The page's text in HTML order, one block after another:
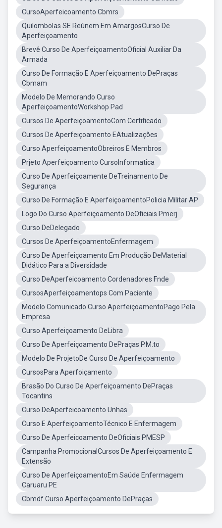
CursoAperfeicoamento Cbmrs
Quilombolas SE Reúnem Em AmargosCurso De
Aperfeiçoamento
Brevê Curso De AperfeiçoamentoOficial Auxiliar Da
Armada
Curso De Formação E Aperfeiçoamento DePraças
Cbmam
Modelo De Memorando Curso
AperfeiçoamentoWorkshop Pad
Cursos De AperfeiçoamentoCom Certificado
Cursos De Aperfeiçoamento EAtualizações
Curso AperfeiçoamentoObreiros E Membros
Prjeto Aperfeiçoamento CursoInformatica
Curso De Aperfeiçoamente DeTreinamento De
Segurança
Curso De Formação E AperfeiçoamentoPolicia Militar AP
Logo Do Curso Aperfeiçoamento DeOficiais Pmerj
Curso DeDelegado
Cursos De AperfeiçoamentoEnfermagem
Curso De Aperfeiçoamento Em Produção DeMaterial
Didático Para a Diversidade
Curso DeAperfeicoamento Cordenadores Fnde
CursosAperfeiçoamentops Com Paciente
Modelo Comunicado Curso AperfeiçoamentoPago Pela
Empresa
Curso Aperfeiçoamento DeLibra
Curso De Aperfeiçoamento DePraças P.M.to
Modelo De ProjetoDe Curso De Aperfeiçoamento
CursosPara Aperfoiçamento
Brasão Do Curso De Aperfeiçoamento DePraças
Tocantins
Curso DeAperfeicoamento Unhas
Curso E AperfeiçoamentoTécnico E Enfermagem
Curso De Aperfeicoamento DeOficiais PMESP
Campanha PromocionalCursos De Aperfeiçoamento E
Extensão
Curso De AperfeiçoamentoEm Saúde Enfermagem
Caruaru PE
Cbmdf Curso Aperfeiçoamento DePraças